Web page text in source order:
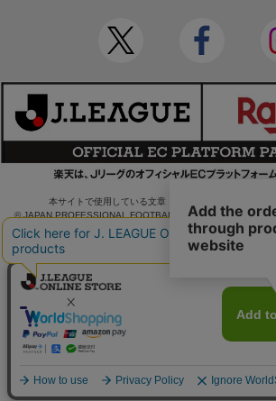
本サイトで使用している文章・画像等の無断での複製・
© JAPAN PROFESSIONAL FOOTBALL LEAGUE Rakuten
SERVED.